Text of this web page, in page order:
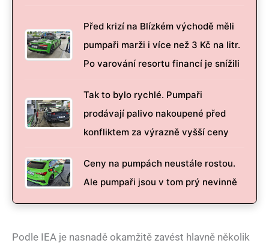
Před krizí na Blízkém východě měli
pumpaři marži i více než 3 Kč na litr.
Po varování resortu financí je snížili
Tak to bylo rychlé. Pumpaři
prodávají palivo nakoupené před
konfliktem za výrazně vyšší ceny
Ceny na pumpách neustále rostou.
Ale pumpaři jsou v tom prý nevinně
Podle IEA je nasnadě okamžitě zavést hlavně několik